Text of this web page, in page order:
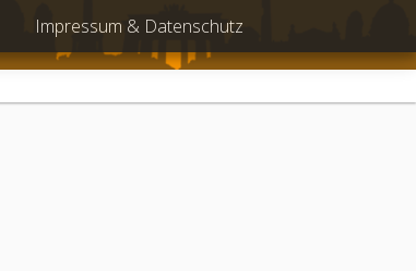
Impressum & Datenschutz